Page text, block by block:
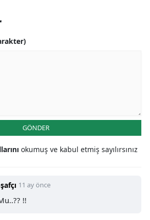
GÖNDER
okumuş ve kabul etmiş sayılırsınız
11 ay önce
!!